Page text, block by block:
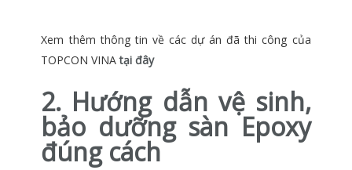
Xem thêm thông tin về các dự án đã thi công của
TOPCON VINAtại đây
2. Hướng dẫn vệ sinh,
bảo dưỡng sàn Epoxy
đúng cách